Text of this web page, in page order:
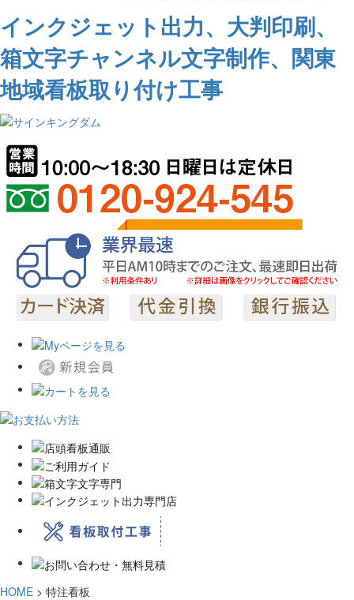
インクジェット出力、大判印刷、
箱文字チャンネル文字制作、関東
地域看板取り付け工事
HOME > 特注看板